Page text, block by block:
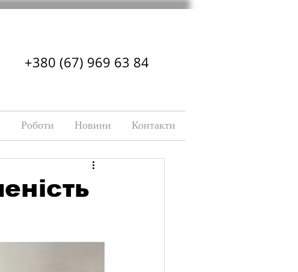
+380 (67) 969 63 84
Роботи Новини Контакти